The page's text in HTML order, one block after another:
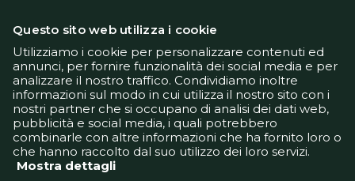
Informativa Privacy
Informativa Cookie
Tech App
Gestione preferenze
support@goldbetlive.it
Questo sito web utilizza i cookie
Utilizziamo i cookie per personalizzare contenuti ed
annunci, per fornire funzionalità dei social media e per
analizzare il nostro traffico. Condividiamo inoltre
informazioni sul modo in cui utilizza il nostro sito con i
nostri partner che si occupano di analisi dei dati web,
pubblicità e social media, i quali potrebbero
combinarle con altre informazioni che ha fornito loro o
che hanno raccolto dal suo utilizzo dei loro servizi.
Mostra dettagli